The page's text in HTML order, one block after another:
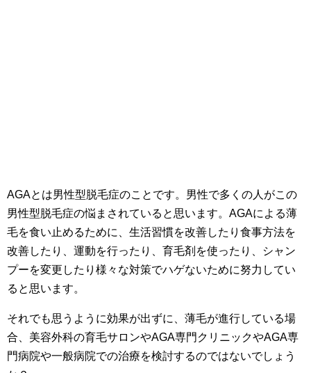
AGAとは男性型脱毛症のことです。男性で多くの人がこの
男性型脱毛症の悩まされていると思います。AGAによる薄
毛を食い止めるために、生活習慣を改善したり食事方法を
改善したり、運動を行ったり、育毛剤を使ったり、シャン
プーを変更したり様々な対策でハゲないために努力してい
ると思います。
それでも思うように効果が出ずに、薄毛が進行している場
合、美容外科の育毛サロンやAGA専門クリニックやAGA専
門病院や一般病院での治療を検討するのではないでしょう